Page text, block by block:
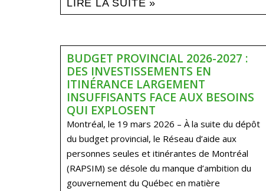
LIRE LA SUITE »
BUDGET PROVINCIAL 2026-2027 :
DES INVESTISSEMENTS EN
ITINÉRANCE LARGEMENT
INSUFFISANTS FACE AUX BESOINS
QUI EXPLOSENT
Montréal, le 19 mars 2026 – À la suite du dépôt
du budget provincial, le Réseau d’aide aux
personnes seules et itinérantes de Montréal
(RAPSIM) se désole du manque d’ambition du
gouvernement du Québec en matière